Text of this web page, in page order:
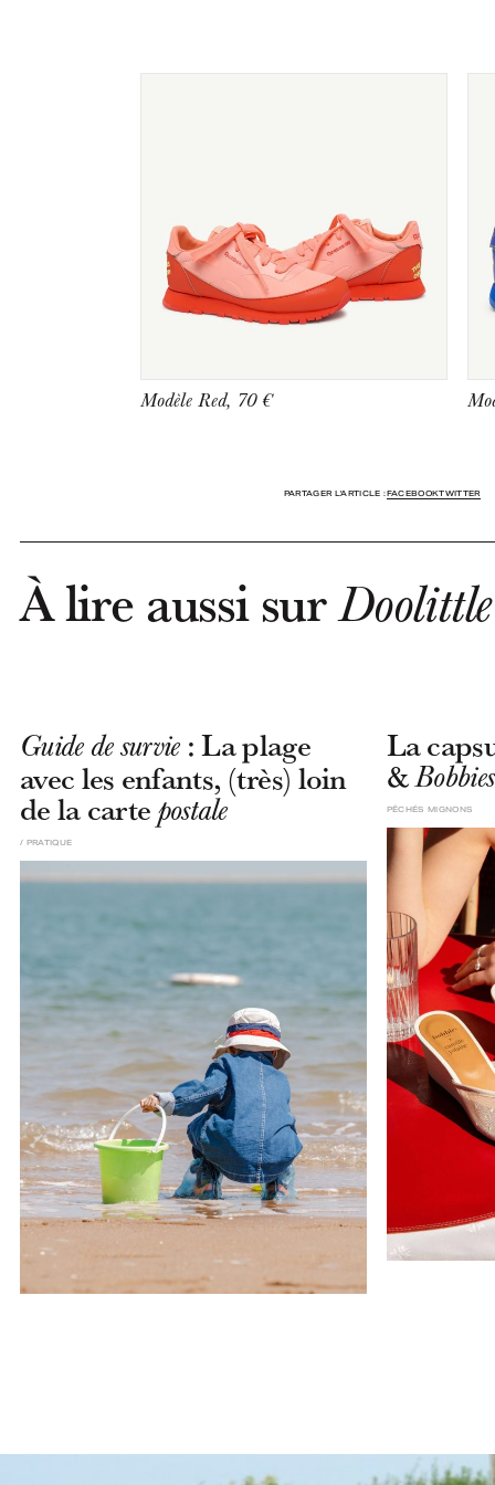
Modèle Red, 70 €
PARTAGER L'ARTICLE :FACEBOOKTWITTER
À lire aussi surDoolittle
Guide de survie: La plage
avec les enfants, (très) loin
de la carte postale
PRATIQUE
La
&Bobbies
PÊCHÉS MIGNONS